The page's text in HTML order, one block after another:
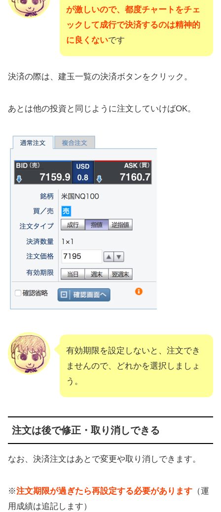
が激しいので、都度チャートをチェ
ックして成行で決済するのは精神的
に良くないです
決済の際は、建玉一覧の決済ボタンをクリック。
あとは他の投資と同じように注文していけばOK。
有効期限を設定しないと、注文でき
ませんので、どれかを選択しましょ
う。
注文は後で修正・取り消しできる
なお、決済注文はあとで変更や取り消しできます。
※注文期限が過ぎたら再設定する必要があります （運
用成績は追記します）